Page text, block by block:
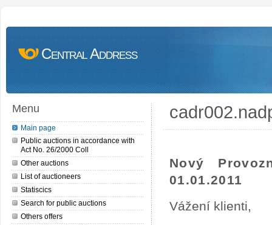
Central Address
Menu
Main page
Public auctions in accordance with
Act No. 26/2000 Coll
Other auctions
List of auctioneers
Statiscics
Search for public auctions
Others offers
Nový
01.01.2011
Vážení klienti,